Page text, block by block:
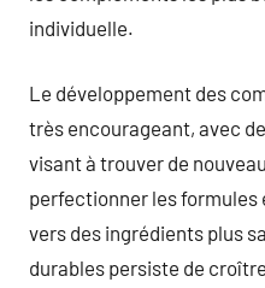
individuelle.
Le développement des
très encourageant, avec
visant à trouver de
perfectionner les
vers des ingrédients plus
durables persiste de